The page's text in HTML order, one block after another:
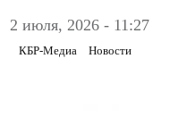
2 июля, 2026 - 11:27
КБР-Медиа Новости